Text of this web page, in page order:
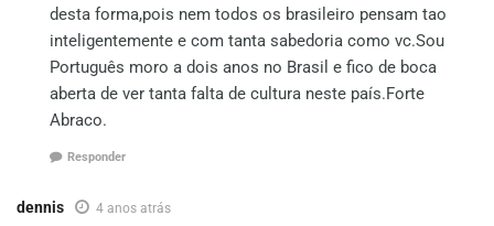
desta forma,pois nem todos os brasileiro pensam tao
inteligentemente e com tanta sabedoria como vc.Sou
Português moro a dois anos no Brasil e fico de boca
aberta de ver tanta falta de cultura neste país.Forte
Abraco.
Responder
dennis 4 anos atrás